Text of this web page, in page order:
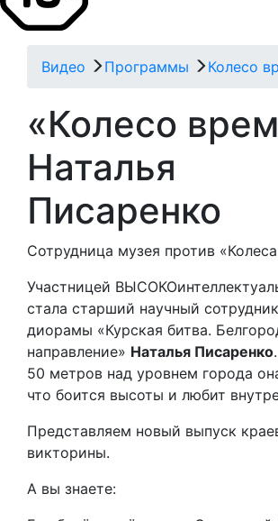
Видео Программы Колесо
«Колесо
Наталья
Писаренко
Сотрудница музея против
Участницей
стала старший научный
диорамы «Курская битва.
направление» Наталья Писаренко
50 метров над уровнем города
что боится высоты и любит
Представляем новый выпуск
викторины.
А вы знаете: